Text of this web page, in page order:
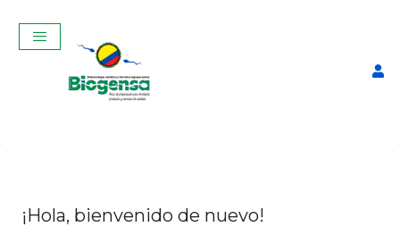
¡Hola, bienvenido de nuevo!